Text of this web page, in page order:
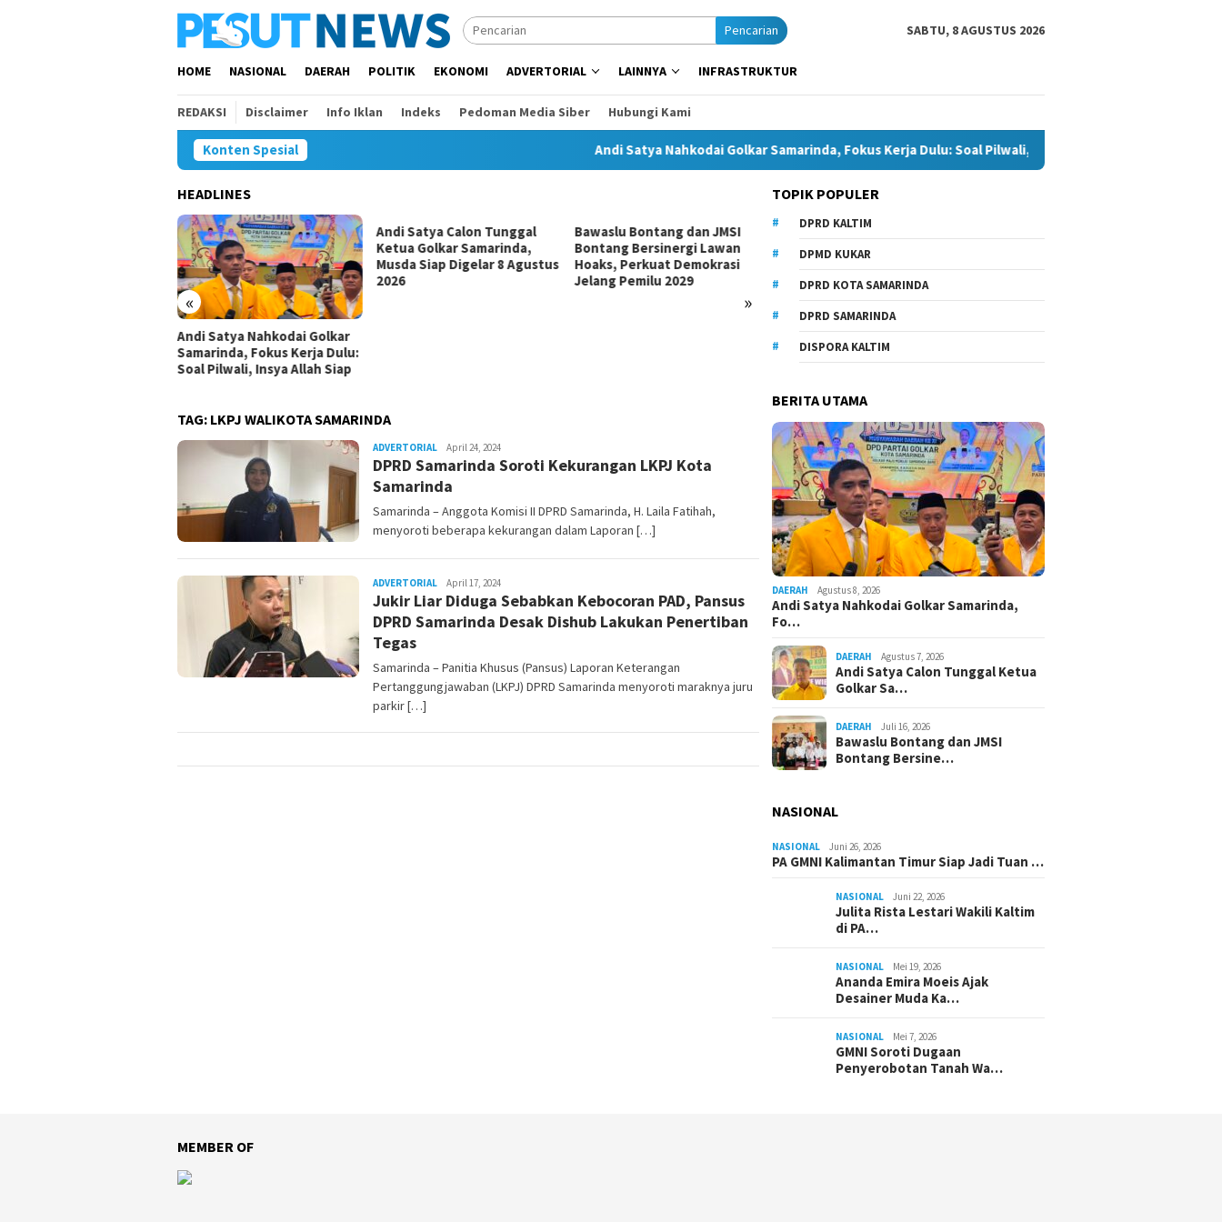
Pencarian SABTU, 8 AGUSTUS 2026
HOME NASIONAL DAERAH POLITIK EKONOMI ADVERTORIAL LAINNYA INFRASTRUKTUR
REDAKSI Disclaimer Info Iklan Indeks Pedoman Media Siber Hubungi Kami
Konten Spesial Andi Satya Nahkodai Golkar Samarinda, Fokus Kerja Dulu: Soal Pilwali, Insya Allah Siap
HEADLINES
« »
Andi Satya Nahkodai Golkar
Samarinda, Fokus Kerja Dulu:
Soal Pilwali, Insya Allah Siap
Andi Satya Calon Tunggal
Ketua Golkar Samarinda,
Musda Siap Digelar 8 Agustus
2026
Bawaslu Bontang dan JMSI
Bontang Bersinergi Lawan
Hoaks, Perkuat Demokrasi
Jelang Pemilu 2029
Komisi IV Tunggu Hasil
Investigasi Satgas soal
Dugaan Pelanggaran SPMB
Komisi I Dorong Pemkot
Perluas Ruang Pembangunan
TAG: LKPJ WALIKOTA SAMARINDA
ADVERTORIAL Admin
Pesut
April 24, 2024
DPRD Samarinda Soroti Kekurangan LKPJ Kota
Samarinda
Samarinda – Anggota Komisi II DPRD Samarinda, H. Laila Fatihah,
menyoroti beberapa kekurangan dalam Laporan […]
ADVERTORIAL Admin
Pesut
April 17, 2024
Jukir Liar Diduga Sebabkan Kebocoran PAD, Pansus
DPRD Samarinda Desak Dishub Lakukan Penertiban
Tegas
Samarinda – Panitia Khusus (Pansus) Laporan Keterangan
Pertanggungjawaban (LKPJ) DPRD Samarinda menyoroti maraknya juru
parkir […]
TOPIK POPULER
DPRD KALTIM
DPMD KUKAR
DPRD KOTA SAMARINDA
DPRD SAMARINDA
DISPORA KALTIM
BERITA UTAMA
DAERAH Agustus 8, 2026
Andi Satya Nahkodai Golkar Samarinda,
Fo…
DAERAH Agustus 7, 2026
Andi Satya Calon Tunggal Ketua
Golkar Sa…
DAERAH Juli 16, 2026
Bawaslu Bontang dan JMSI
Bontang Bersine…
NASIONAL
NASIONAL Juni 26, 2026
PA GMNI Kalimantan Timur Siap Jadi Tuan …
NASIONAL Juni 22, 2026
Julita Rista Lestari Wakili Kaltim
di PA…
NASIONAL Mei 19, 2026
Ananda Emira Moeis Ajak
Desainer Muda Ka…
NASIONAL Mei 7, 2026
GMNI Soroti Dugaan
Penyerobotan Tanah Wa…
MEMBER OF